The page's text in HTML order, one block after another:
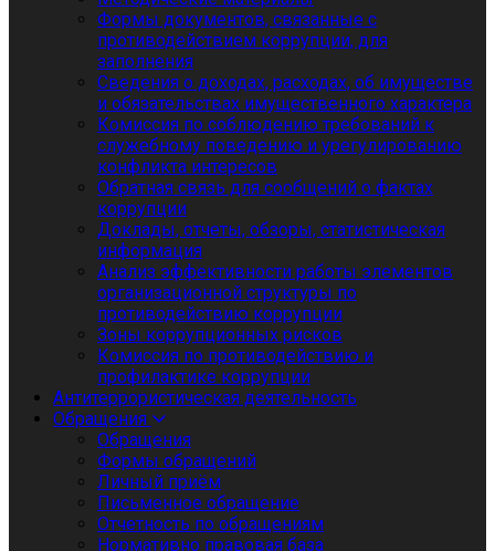
Формы документов, связанные с
противодействием коррупции, для
заполнения
Сведения о доходах, расходах, об имуществе
и обязательствах имущественного характера
Комиссия по соблюдению требований к
служебному поведению и урегулированию
конфликта интересов
Обратная связь для сообщений о фактах
коррупции
Доклады, отчеты, обзоры, статистическая
информация
Анализ эффективности работы элементов
организационной структуры по
противодействию коррупции
Зоны коррупционных рисков
Комиссия по противодействию и
профилактике коррупции
Антитеррористическая деятельность
Обращения
Обращения
Формы обращений
Личный приём
Письменное обращение
Отчетность по обращениям
Нормативно правовая база